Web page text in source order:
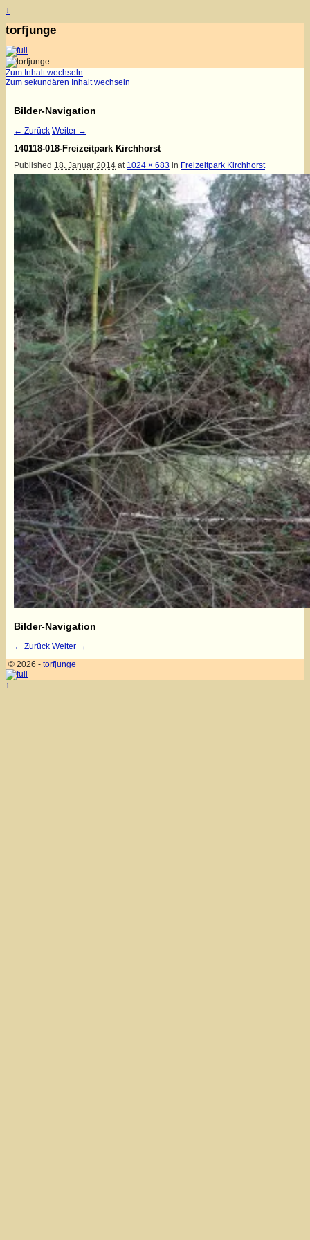
↓
torfjunge
Zum Inhalt wechseln
Zum sekundären Inhalt wechseln
Bilder-Navigation
← Zurück Weiter →
140118-018-Freizeitpark Kirchhorst
Published 18. Januar 2014 at 1024 × 683 in Freizeitpark Kirchhorst
Bilder-Navigation
← Zurück Weiter →
© 2026 - torfjunge
↑